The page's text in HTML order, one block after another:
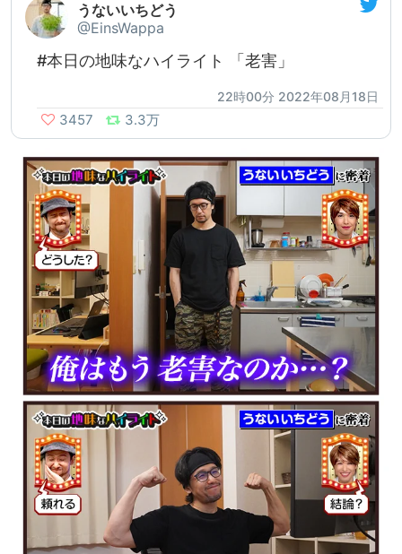
うないいちどう
@EinsWappa
#本日の地味なハイライト 「老害」
22時00分 2022年08月18日
3457 3.3万